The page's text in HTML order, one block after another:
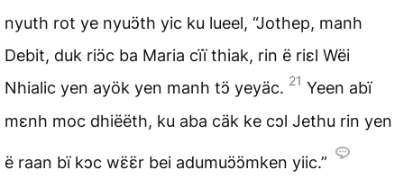
nyuth rot ye nyuɔ̈th yic ku lueel, “Jothep, manh
Debit, duk riɔ̈c ba Maria cïï thiak, rin ë riɛl Wëi
Nhialic yen ayök yen manh tɔ̈ yeyäc. 21 Yeen abï
mɛnh moc dhiëëth, ku aba cäk ke cɔl Jethu rin yen
ë raan bï kɔc wɛ̈ɛ̈r bei adumuɔ̈ɔ̈mken yiic.”